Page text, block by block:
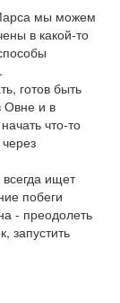
мы можем
в какой-то
готов быть
Овне и в
что-то
ищет
побеги
- преодолеть
запустить